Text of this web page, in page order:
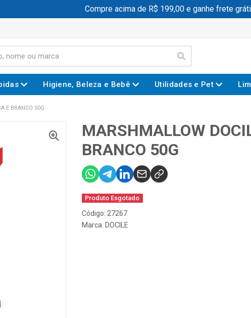
Compre acima de R$ 199,00 e ganhe frete grátis
Higiene, Beleza e Bebê Utilidades e Pet
E BRANCO 50G
MARSHMALLOW
BRANCO 50G
Produto Esgotado
Código: 27267
Marca: DOCILE